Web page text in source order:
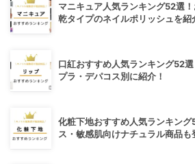
マニキュア人気ランキング52選
乾タイプのネイルポリッシュを紹
口紅おすすめ人気ランキング52
プラ・デパコス別に紹介！
化粧下地おすすめ人気ランキン
ス・敏感肌向けナチュラル商品も